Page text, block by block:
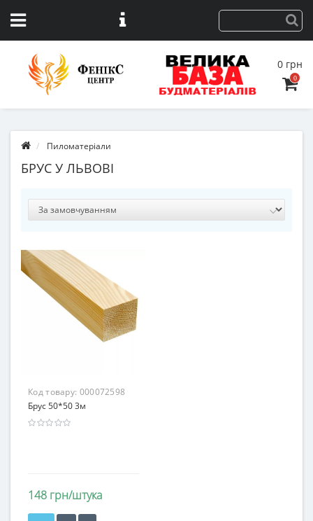
0 грн
0
Пиломатеріали
БРУС У ЛЬВОВІ
Код товару: 000072598
Брус 50*50 3м
148 грн/штука